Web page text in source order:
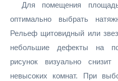
Для помещения
оптимально выбрать
Рельеф щитовидный или
небольшие дефекты на
рисунок визуально
невысоких комнат. При